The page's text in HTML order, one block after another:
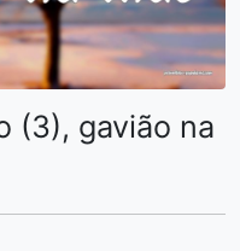
(3), gavião na